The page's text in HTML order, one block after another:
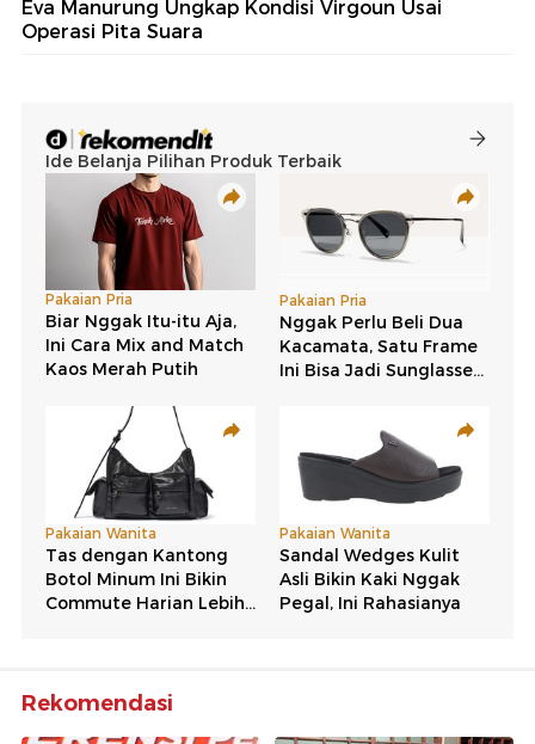
Eva Manurung Ungkap Kondisi Virgoun Usai
Operasi Pita Suara
Rekomendasi